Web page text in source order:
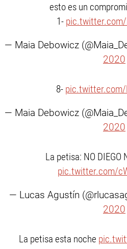
esto es un
1- pic.twitter.com/
— Maia Debowicz
2020
8- pic.twitter.com/
— Maia Debowicz
2020
La petisa: NO DIEGO
pic.twitter.com/
— Lucas Agustín
2020
La petisa esta noche